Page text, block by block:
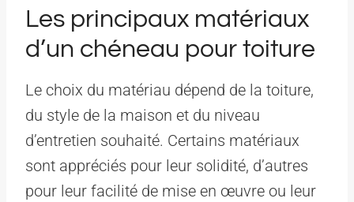
Les principaux matériaux
d’un chéneau pour toiture
Le choix du matériau dépend de la toiture,
du style de la maison et du niveau
d’entretien souhaité. Certains matériaux
sont appréciés pour leur solidité, d’autres
pour leur facilité de mise en œuvre ou leur